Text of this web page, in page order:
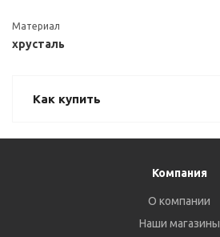
Материал
хрусталь
Как купить
Компания
О компании
Наши магазины